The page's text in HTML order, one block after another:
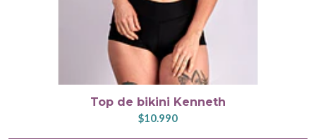
Top de bikini Kenneth
$10.990